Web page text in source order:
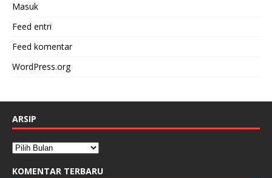
Masuk
Feed entri
Feed komentar
WordPress.org
ARSIP
KOMENTAR TERBARU